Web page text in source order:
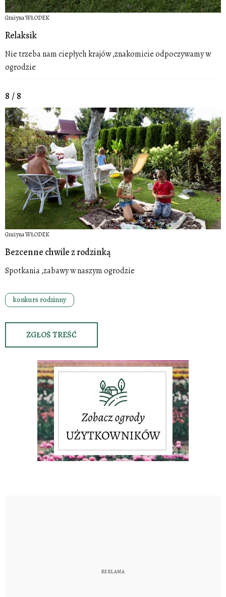
Grażyna WŁODEK
Relaksik
Nie trzeba nam ciepłych krajów ,znakomicie odpoczywamy w
ogrodzie
8 / 8
Grażyna WŁODEK
Bezcenne chwile z rodzinką
Spotkania ,zabawy w naszym ogrodzie
konkurs rodzinny
ZGŁOŚ TREŚĆ